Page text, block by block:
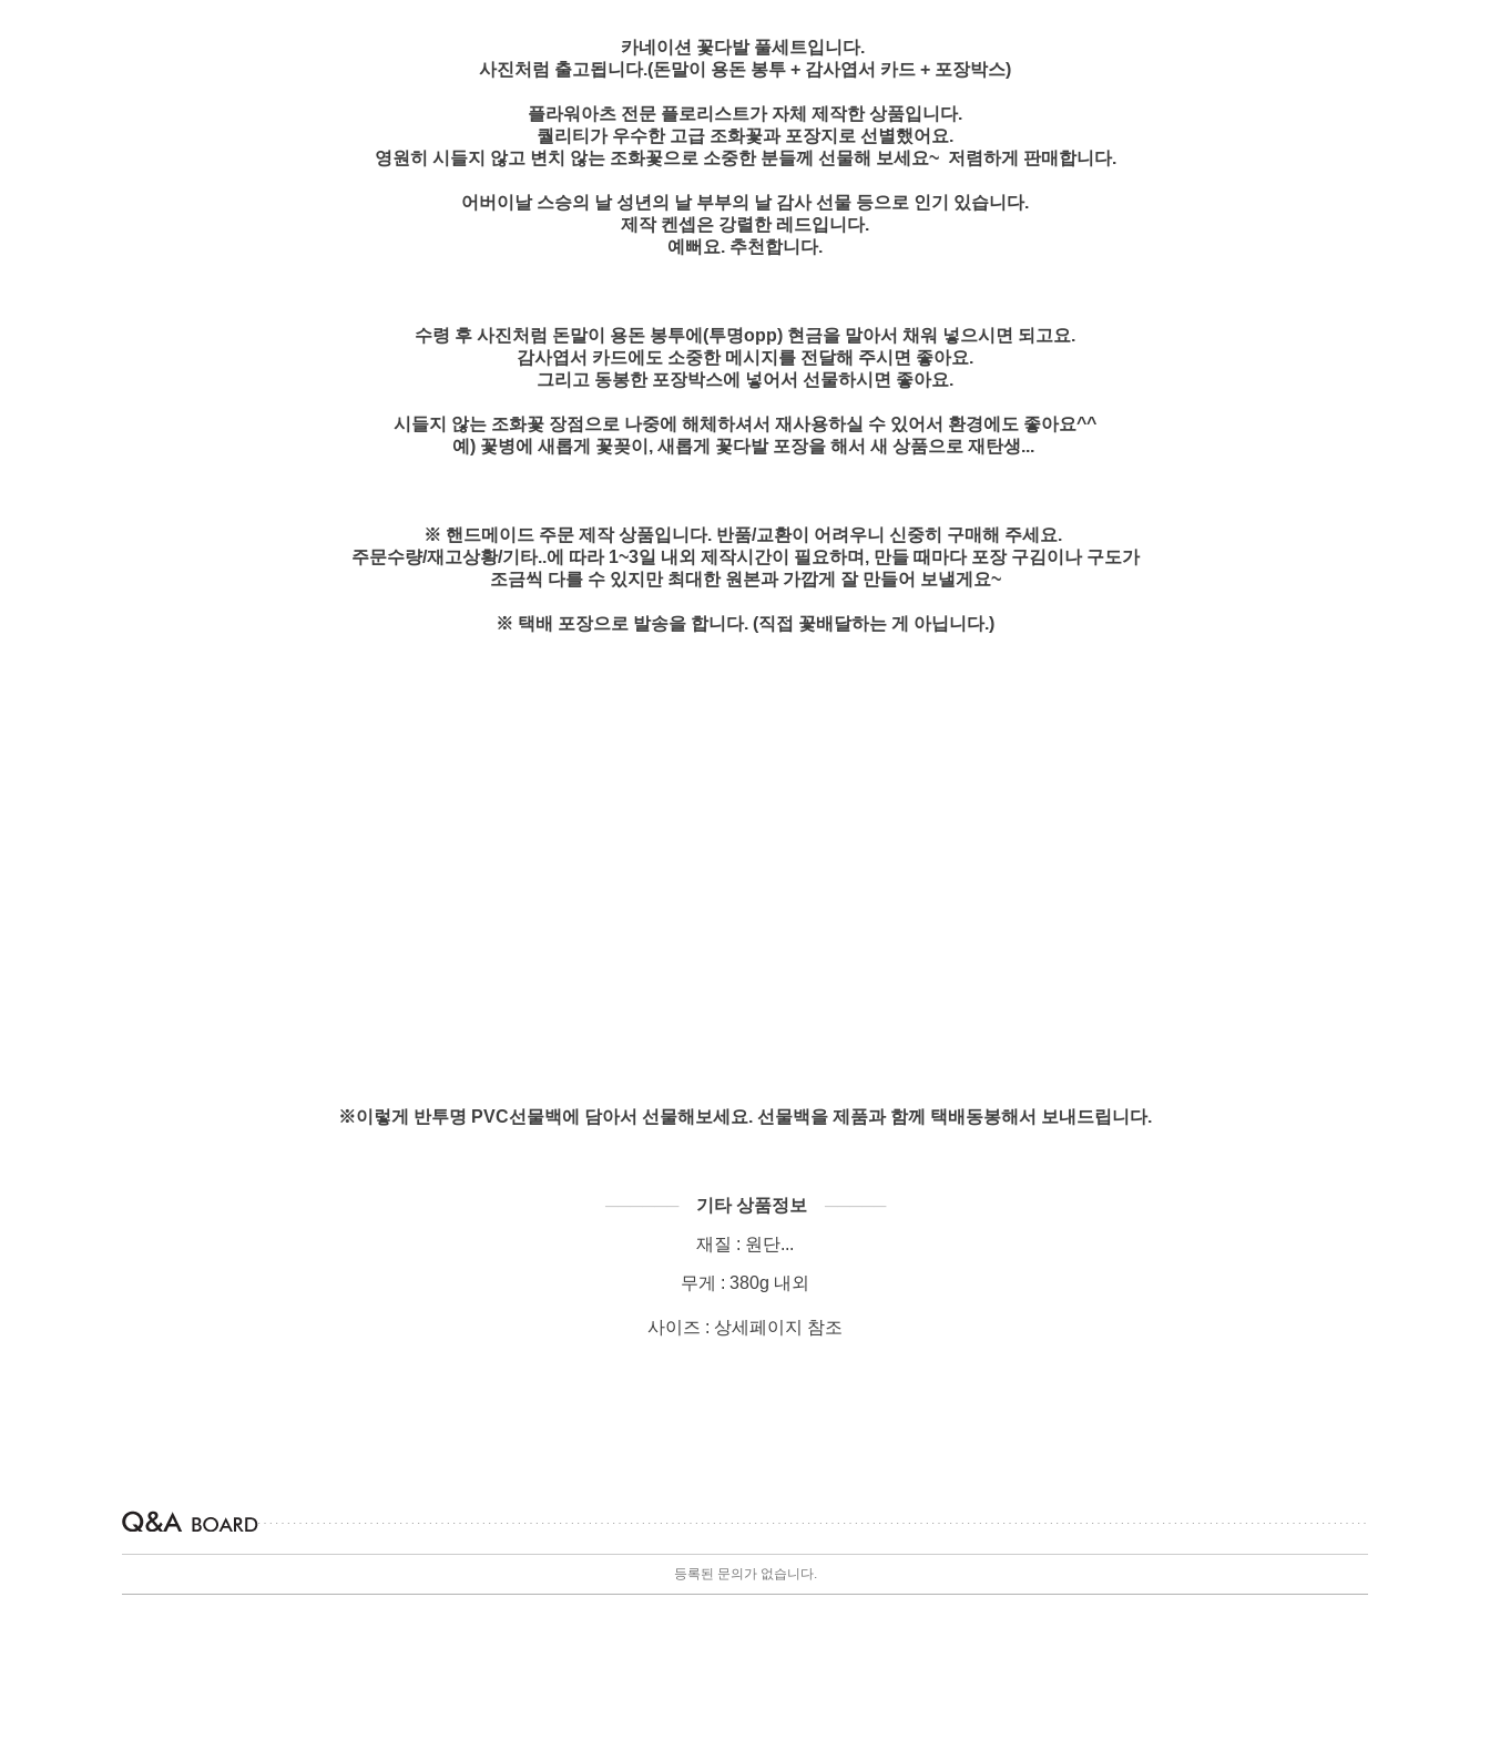
카네이션 꽃다발 풀세트입니다.
사진처럼 출고됩니다.(돈말이 용돈 봉투 + 감사엽서 카드 + 포장박스)
플라워아츠 전문 플로리스트가 자체 제작한 상품입니다.
퀄리티가 우수한 고급 조화꽃과 포장지로 선별했어요.
영원히 시들지 않고 변치 않는 조화꽃으로 소중한 분들께 선물해 보세요~ 저렴하게 판매합니다.
어버이날 스승의 날 성년의 날 부부의 날 감사 선물 등으로 인기 있습니다.
제작 켄셉은 강렬한 레드입니다.
예뻐요. 추천합니다.
수령 후 사진처럼 돈말이 용돈 봉투에(투명opp) 현금을 말아서 채워 넣으시면 되고요.
감사엽서 카드에도 소중한 메시지를 전달해 주시면 좋아요.
그리고 동봉한 포장박스에 넣어서 선물하시면 좋아요.
시들지 않는 조화꽃 장점으로 나중에 해체하셔서 재사용하실 수 있어서 환경에도 좋아요^^
예) 꽃병에 새롭게 꽃꽂이, 새롭게 꽃다발 포장을 해서 새 상품으로 재탄생...
※ 핸드메이드 주문 제작 상품입니다. 반품/교환이 어려우니 신중히 구매해 주세요.
주문수량/재고상황/기타..에 따라 1~3일 내외 제작시간이 필요하며, 만들 때마다 포장 구김이나 구도가
조금씩 다를 수 있지만 최대한 원본과 가깝게 잘 만들어 보낼게요~
※ 택배 포장으로 발송을 합니다. (직접 꽃배달하는 게 아닙니다.)
※이렇게 반투명 PVC선물백에 담아서 선물해보세요. 선물백을 제품과 함께 택배동봉해서 보내드립니다.
────── 기타 상품정보 ─────
재질 : 원단...
무게 : 380g 내외
사이즈 : 상세페이지 참조
등록된 문의가 없습니다.